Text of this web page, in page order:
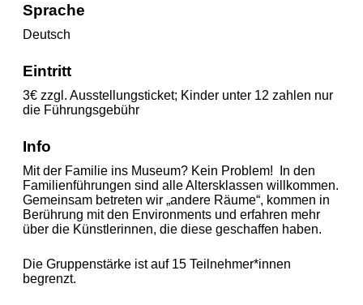
Sprache
Deutsch
Eintritt
3€ zzgl. Ausstellungsticket; Kinder unter 12 zahlen nur
die Führungsgebühr
Info
Mit der Familie ins Museum? Kein Problem! In den
Familienführungen sind alle Altersklassen willkommen.
Gemeinsam betreten wir „andere Räume“, kommen in
Berührung mit den Environments und erfahren mehr
über die Künstlerinnen, die diese geschaffen haben.
Die Gruppenstärke ist auf 15 Teilnehmer*innen
begrenzt.